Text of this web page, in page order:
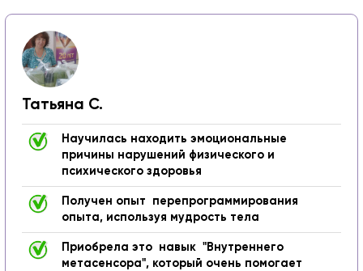
Татьяна С.
Научилась находить эмоциональные
причины нарушений физического и
психического здоровья
Получен опыт перепрограммирования
опыта, используя мудрость тела
Приобрела это навык "Внутреннего
метасенсора", который очень помогает